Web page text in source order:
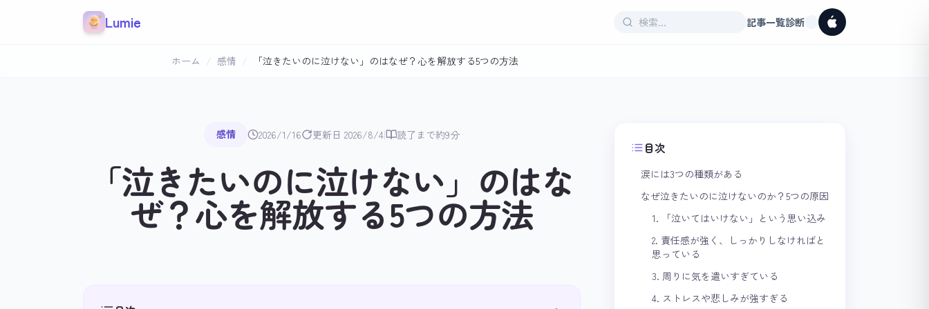
Lumie 記事一覧診断
ホーム / 感情 / 「泣きたいのに泣けない」のはなぜ？心を解放する5つの方法
感情 2026/1/16 更新日 2026/8/4| 読了まで約9分
「泣きたいのに泣けない」のはな
ぜ？心を解放する5つの方法
目次
涙には3つの種類がある
なぜ泣きたいのに泣けないのか？5つの原因
1. 「泣いてはいけない」という思い込み
2. 責任感が強く、しっかりしなければと
思っている
3. 周りに気を遣いすぎている
4. ストレスや悲しみが強すぎる